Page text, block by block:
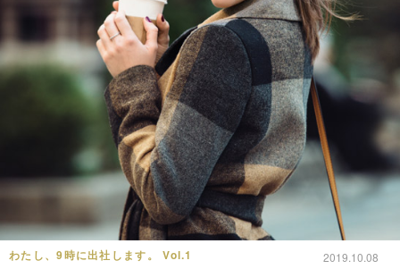
わたし、9時に出社します。 Vol.1 2019.10.08